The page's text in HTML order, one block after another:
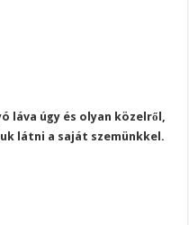
láva úgy és olyan közelről,
látni a saját szemünkkel.